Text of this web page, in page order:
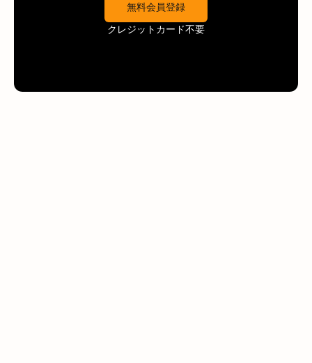
無料会員登録
クレジットカード不要